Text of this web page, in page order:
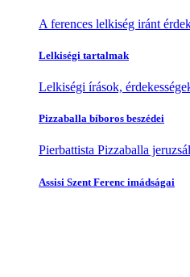
A ferences lelkiség iránt
Lelkiségi tartalmak
Lelkiségi írások,
Pizzaballa bíboros beszédei
Pierbattista Pizzaballa
Assisi Szent Ferenc imádságai